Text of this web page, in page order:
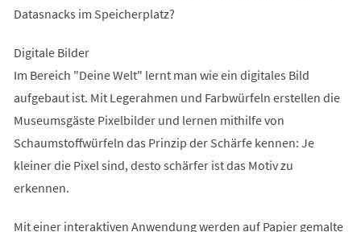
Datasnacks im Speicherplatz?
Digitale Bilder
Im Bereich "Deine Welt" lernt man wie ein digitales Bild
aufgebaut ist. Mit Legerahmen und Farbwürfeln erstellen die
Museumsgäste Pixelbilder und lernen mithilfe von
Schaumstoffwürfeln das Prinzip der Schärfe kennen: Je
kleiner die Pixel sind, desto schärfer ist das Motiv zu
erkennen.
Mit einer interaktiven Anwendung werden auf Papier gemalte